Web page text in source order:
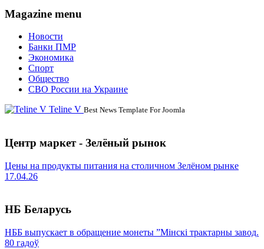
Magazine menu
Новости
Банки ПМР
Экономика
Спорт
Общество
СВО России на Украине
Teline V Best News Template For Joomla
Центр маркет - Зелёный рынок
Цены на продукты питания на столичном Зелёном рынке
17.04.26
НБ Беларусь
НББ выпускает в обращение монеты ”Мінскі трактарны завод.
80 гадоў